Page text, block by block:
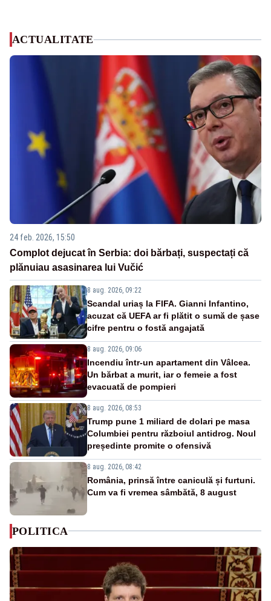
ACTUALITATE
24 feb. 2026, 15:50
Complot dejucat în Serbia: doi bărbați, suspectați că
plănuiau asasinarea lui Vučić
8 aug. 2026, 09:22
Scandal uriaș la FIFA. Gianni Infantino,
acuzat că UEFA ar fi plătit o sumă de șase
cifre pentru o fostă angajată
8 aug. 2026, 09:06
Incendiu într-un apartament din Vâlcea.
Un bărbat a murit, iar o femeie a fost
evacuată de pompieri
8 aug. 2026, 08:53
Trump pune 1 miliard de dolari pe masa
Columbiei pentru războiul antidrog. Noul
președinte promite o ofensivă
8 aug. 2026, 08:42
România, prinsă între caniculă și furtuni.
Cum va fi vremea sâmbătă, 8 august
POLITICA